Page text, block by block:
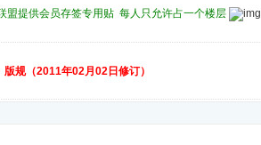
盟提供会员存签专用贴 每人只允许占一个楼层
版规（2011年02月02日修订）